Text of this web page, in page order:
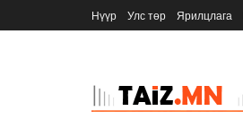
Нүүр Улс төр Ярилцлага